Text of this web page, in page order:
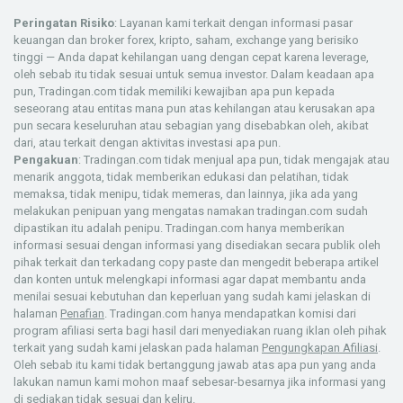
Peringatan Risiko: Layanan kami terkait dengan informasi pasar
keuangan dan broker forex, kripto, saham, exchange yang berisiko
tinggi — Anda dapat kehilangan uang dengan cepat karena leverage,
oleh sebab itu tidak sesuai untuk semua investor. Dalam keadaan apa
pun, Tradingan.com tidak memiliki kewajiban apa pun kepada
seseorang atau entitas mana pun atas kehilangan atau kerusakan apa
pun secara keseluruhan atau sebagian yang disebabkan oleh, akibat
dari, atau terkait dengan aktivitas investasi apa pun.
Pengakuan: Tradingan.com tidak menjual apa pun, tidak mengajak atau
menarik anggota, tidak memberikan edukasi dan pelatihan, tidak
memaksa, tidak menipu, tidak memeras, dan lainnya, jika ada yang
melakukan penipuan yang mengatas namakan tradingan.com sudah
dipastikan itu adalah penipu. Tradingan.com hanya memberikan
informasi sesuai dengan informasi yang disediakan secara publik oleh
pihak terkait dan terkadang copy paste dan mengedit beberapa artikel
dan konten untuk melengkapi informasi agar dapat membantu anda
menilai sesuai kebutuhan dan keperluan yang sudah kami jelaskan di
halaman Penafian . Tradingan.com hanya mendapatkan komisi dari
program afiliasi serta bagi hasil dari menyediakan ruang iklan oleh pihak
terkait yang sudah kami jelaskan pada halaman Pengungkapan Afiliasi
Oleh sebab itu kami tidak bertanggung jawab atas apa pun yang anda
lakukan namun kami mohon maaf sebesar-besarnya jika informasi yang
di sediakan tidak sesuai dan keliru.